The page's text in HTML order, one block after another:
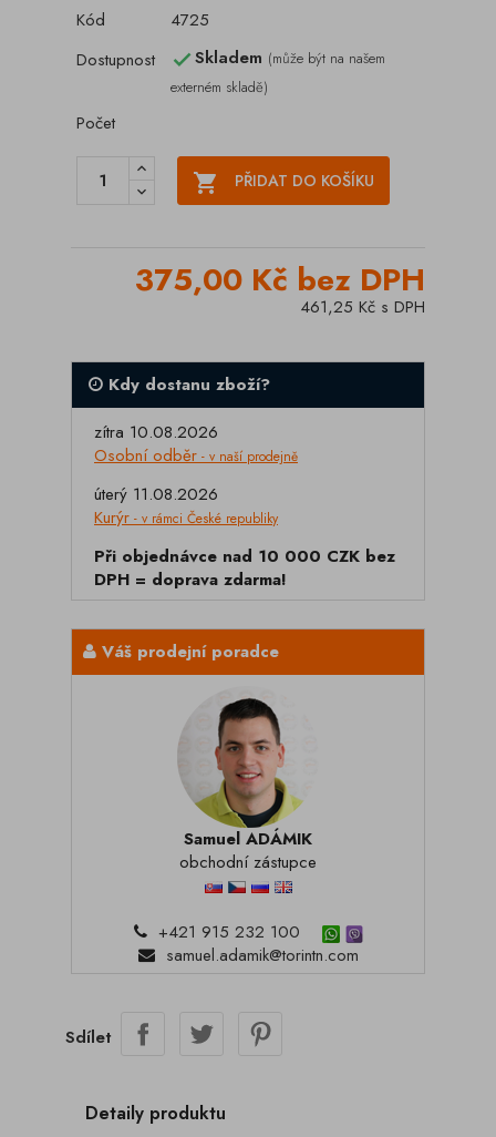
Kód
4725
Dostupnost
Skladem (může být na našem
externém skladě)
Počet
 PŘIDAT DO KOŠÍKU
375,00 Kč bez DPH
461,25 Kč s DPH
Kdy dostanu zboží?
zítra 10.08.2026
Osobní odběr - v naší prodejně
úterý 11.08.2026
Kurýr - v rámci České republiky
Při objednávce nad 10 000 CZK bez
DPH = doprava zdarma!
Váš prodejní poradce
Samuel ADÁMIK
obchodní zástupce
+421 915 232 100
samuel.adamik@torintn.com
Sdílet
Detaily produktu